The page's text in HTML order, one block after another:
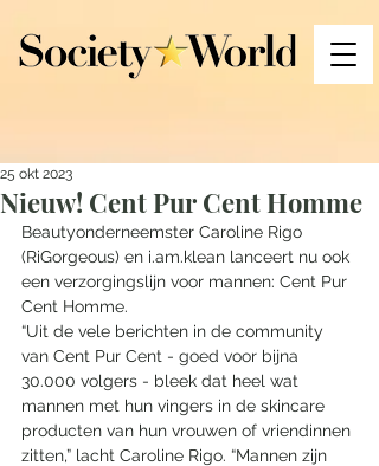
Nieuw! Cent Pur Cent Homme
25 okt 2023
Beautyonderneemster Caroline Rigo
(RiGorgeous) en i.am.klean lanceert nu ook
een verzorgingslijn voor mannen: Cent Pur
Cent Homme.
“Uit de vele berichten in de community
van Cent Pur Cent - goed voor bijna
30.000 volgers - bleek dat heel wat
mannen met hun vingers in de skincare
producten van hun vrouwen of vriendinnen
zitten,” lacht Caroline Rigo. “Mannen zijn